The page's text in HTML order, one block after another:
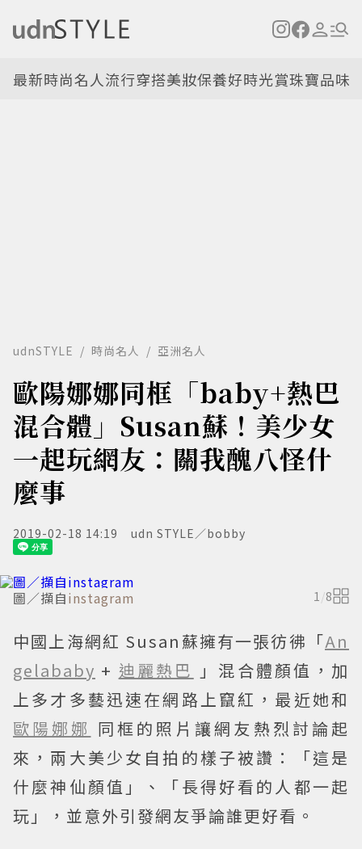
最新時尚名人流行穿搭美妝保養好時光賞珠寶品味
udnSTYLE 時尚名人 亞洲名人
歐陽娜娜同框「baby+熱巴
混合體」Susan蘇！美少女
一起玩網友：關我醜八怪什
麼事
2019-02-18 14:19 udn STYLE／bobby
圖／擷自instagram 1/8
中國上海網紅 Susan蘇擁有一張彷彿「An
gelababy + 迪麗熱巴 」混合體顏值，加
上多才多藝迅速在網路上竄紅，最近她和
歐陽娜娜 同框的照片讓網友熱烈討論起
來，兩大美少女自拍的樣子被讚：「這是
什麼神仙顏值」、「長得好看的人都一起
玩」，並意外引發網友爭論誰更好看。